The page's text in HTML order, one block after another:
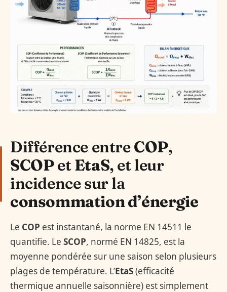
Différence entreCOP,
SCOPetEtaS, et leur
incidence sur la
consommation d’énergie
Le COP est instantané, la norme EN 14511 le
quantifie. Le SCOP, normé EN 14825, est la
moyenne pondérée sur une saison selon plusieurs
plages de température. L’EtaS(efficacité
thermique annuelle saisonnière) est simplement